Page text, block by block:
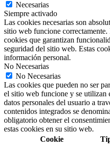
Necesarias
Siempre activado
Las cookies necesarias son
sitio web funcione
cookies que garantizan
seguridad del sitio web. Estas
información personal.
No Necesarias
No Necesarias
Las cookies que pueden no ser
el sitio web funcione y se utilizan
datos personales del usuario a
contenidos integrados se
obligatorio obtener el
estas cookies en su sitio web.
Cookie